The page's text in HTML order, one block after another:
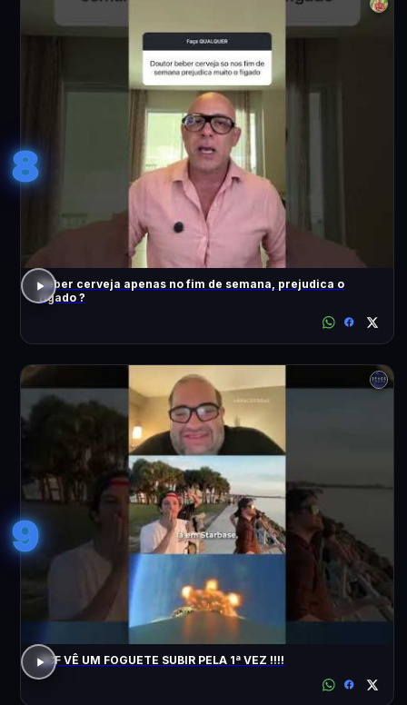
8
Beber cerveja apenas no fim de semana, prejudica o
fígado ?
9
ACF VÊ UM FOGUETE SUBIR PELA 1ª VEZ !!!!